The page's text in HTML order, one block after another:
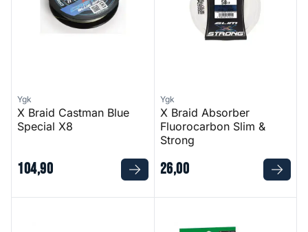
Ygk
X Braid Castman Blue
Special X8
104,90
Ygk
X Braid Absorber
Fluorocarbon Slim &
Strong
26,00